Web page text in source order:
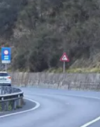
ANDROID
APPLE